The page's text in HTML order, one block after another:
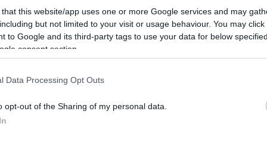
that this website/app uses one or more Google services and may
but not limited to your visit or usage behaviour. You may
to Google and its third-party tags to use your data for below
consent section.
Data Processing Opt Outs
opt-out of the Sharing of my personal data.
προηγούμενης δήλωσης του Ρούμπιο
ότι οι δύο πλευρές θα μπορούσαν να
άμεσα, εάν δεν υπήρχε το εμπόδιο της